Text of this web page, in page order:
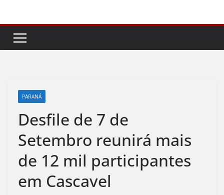
conteúdo
PARANÁ
Desfile de 7 de
Setembro reunirá mais
de 12 mil participantes
em Cascavel